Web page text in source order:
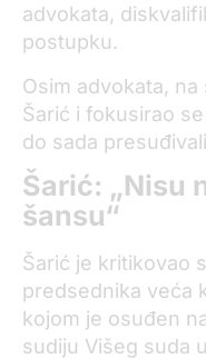
advokata,
postupku.
Osim advokata,
Šarić i fokusirao
do sada
Šarić: „Nisu
šansu“
Šarić je kritikovao
predsednika veća
kojom je osuđen
sudiju Višeg suda